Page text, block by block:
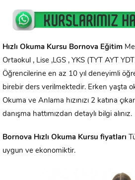
Hızlı Okuma Kursu Bornova Eğitim
Ortaokul , Lise ,LGS , YKS (TYT AYT
Öğrencilerine en az 10 yıl deneyimli
birebir ders verilmektedir. Erken yaşta
Okuma ve Anlama hızınızı 2 katına
danışma hattımızdan detaylı bilgi alınız.
Bornova Hızlı Okuma Kursu fiyatları
uygun ve ekonomiktir.